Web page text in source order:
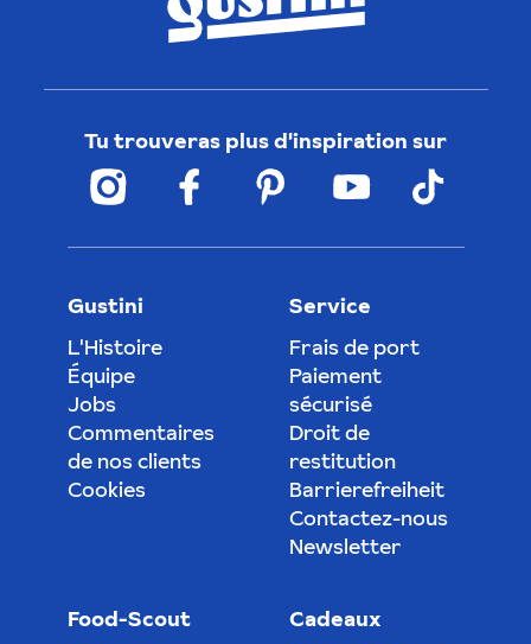
Tu trouveras plus d'inspiration sur
Gustini
L'Histoire
Équipe
Jobs
Commentaires
de nos clients
Cookies
Service
Frais de port
Paiement
sécurisé
Droit de
restitution
Barrierefreiheit
Contactez-nous
Newsletter
Food-Scout
Cadeaux